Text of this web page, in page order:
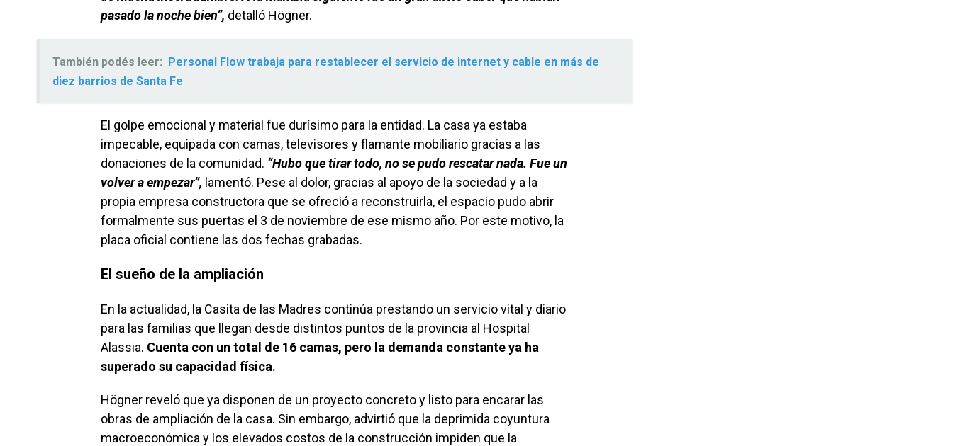
pasado la noche bien”, detalló Högner.
También podés leer: Personal Flow trabaja para restablecer el servicio de internet y cable en más de
diez barrios de Santa Fe
El golpe emocional y material fue durísimo para la entidad. La casa ya estaba
impecable, equipada con camas, televisores y flamante mobiliario gracias a las
donaciones de la comunidad. “Hubo que tirar todo, no se pudo rescatar nada. Fue un
volver a empezar”, lamentó. Pese al dolor, gracias al apoyo de la sociedad y a la
propia empresa constructora que se ofreció a reconstruirla, el espacio pudo abrir
formalmente sus puertas el 3 de noviembre de ese mismo año. Por este motivo, la
placa oficial contiene las dos fechas grabadas.
El sueño de la ampliación
En la actualidad, la Casita de las Madres continúa prestando un servicio vital y diario
para las familias que llegan desde distintos puntos de la provincia al Hospital
Alassia. Cuenta con un total de 16 camas, pero la demanda constante ya ha
superado su capacidad física.
Högner reveló que ya disponen de un proyecto concreto y listo para encarar las
obras de ampliación de la casa. Sin embargo, advirtió que la deprimida coyuntura
macroeconómica y los elevados costos de la construcción impiden que la